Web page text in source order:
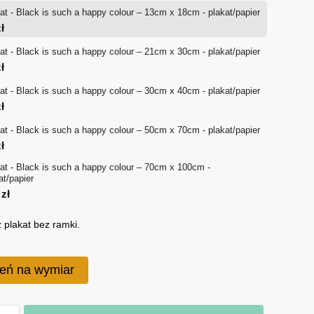
18 zł
- Black is such a happy colour – 13cm x 18cm - plakat/papier
- Black is such a happy colour – 21cm x 30cm - plakat/papier
- Black is such a happy colour – 30cm x 40cm - plakat/papier
- Black is such a happy colour – 50cm x 70cm - plakat/papier
- Black is such a happy colour – 70cm x 100cm -
papier
zł
plakat bez ramki.
na wymiar